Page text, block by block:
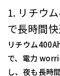
1. リチウ
で長時間
リチウム
で、電力
し、夜も長時